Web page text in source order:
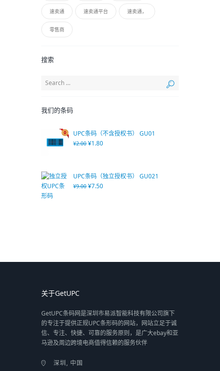
速卖通 速卖通平台 速卖通，
零售商
搜索
我们的条码
UPC条码（不含授权书） GU01
¥2.00 ¥1.80
UPC条码（独立授权书） GU021
¥9.00 ¥7.50
关于GetUPC
GetUPC条码网是深圳市易派智能科技有限公司旗下
的专注于提供正规UPC条形码的网站，网站立足于诚
信、专注、快捷、可靠的服务原则，是广大ebay和亚
马逊及周边跨境电商值得信赖的服务伙伴
深圳, 中国